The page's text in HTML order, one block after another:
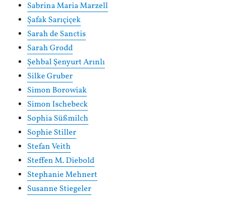
Sabrina Maria Marzell
Şafak Sarıçiçek
Sarah de Sanctis
Sarah Grodd
Şehbal Şenyurt Arınlı
Silke Gruber
Simon Borowiak
Simon Ischebeck
Sophia Süßmilch
Sophie Stiller
Stefan Veith
Steffen M. Diebold
Stephanie Mehnert
Susanne Stiegeler